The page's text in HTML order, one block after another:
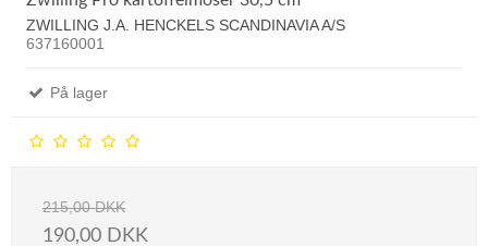
ZWILLING J.A. HENCKELS SCANDINAVIA A/S
637160001
På lager
215,00 DKK
190,00 DKK